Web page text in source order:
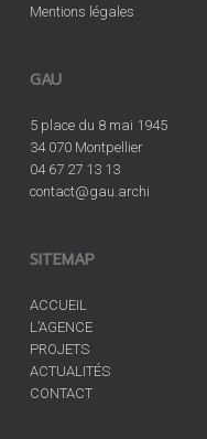
Mentions légales
GAU
5 place du 8 mai 1945
34 070 Montpellier
04 67 27 13 13
contact@gau.archi
SITEMAP
ACCUEIL
L’AGENCE
PROJETS
ACTUALITÉS
CONTACT